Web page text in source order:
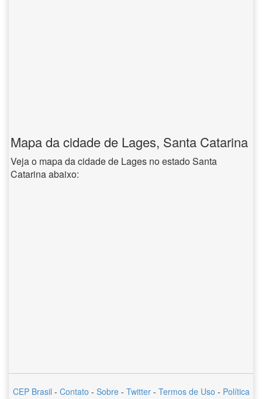
Mapa da cidade de Lages, Santa Catarina
Veja o mapa da cidade de Lages no estado Santa
Catarina abaixo:
CEP Brasil - Contato - Sobre - Twitter - Termos de Uso - Política